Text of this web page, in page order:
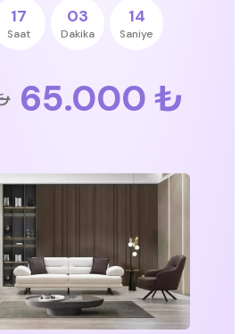
17
Saat
03
Dakika
14
Saniye
65.000 ₺